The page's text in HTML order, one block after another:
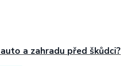
a zahradu před škůdci?